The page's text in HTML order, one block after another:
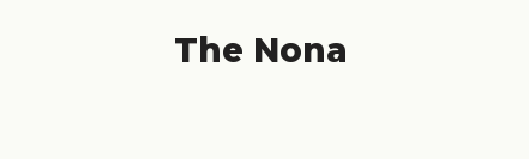
The Nona